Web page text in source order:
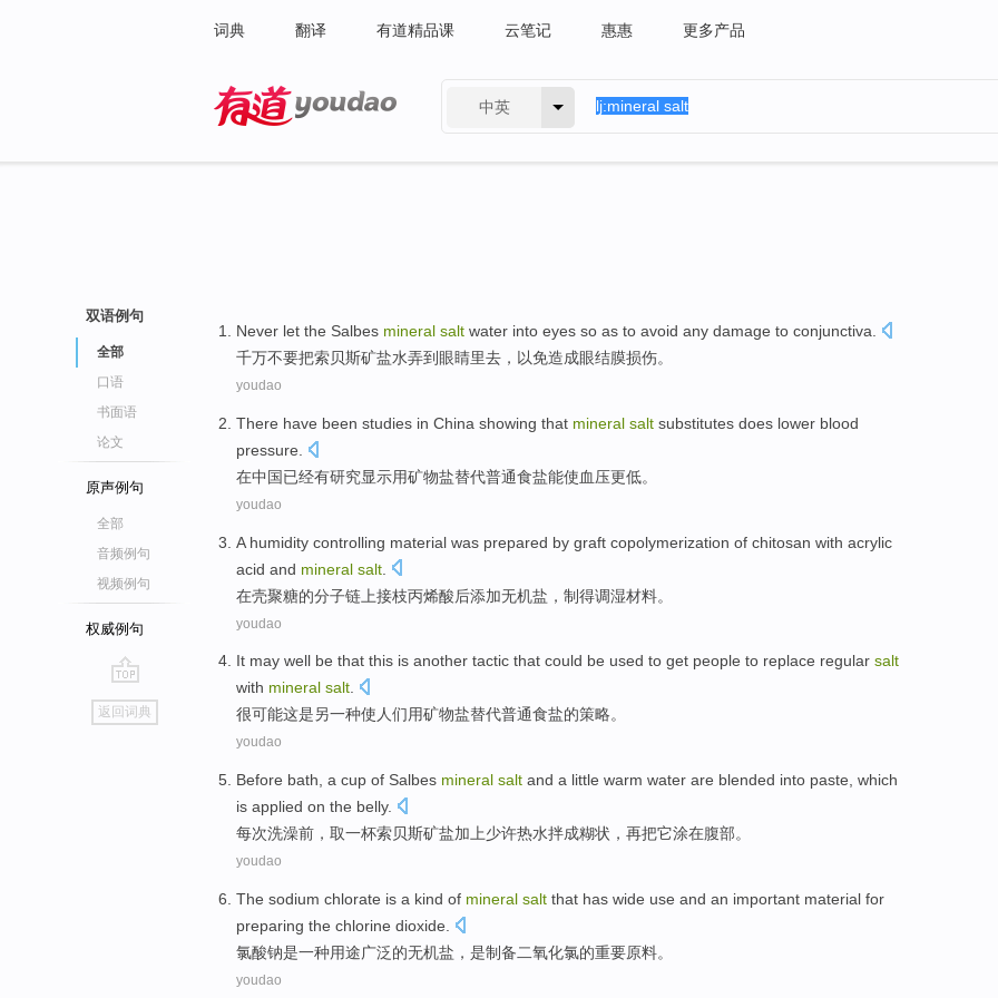
词典 翻译 有道精品课 云笔记 惠惠 更多产品
中英
双语例句
全部
口语
书面语
论文
原声例句
全部
音频例句
视频例句
权威例句
go
top
返回词典
Never let the Salbes mineral salt water into eyes so as to avoid any damage to conjunctiva
千万不要把索贝斯矿盐水弄到 眼睛里去， 以免造成眼结膜损伤。
youdao
There have been studies in China showing that mineral salt substitutes does lower blood
pressure
在中国已经有研究显示用矿物盐替代普通食盐能使血压更低。
youdao
A humidity controlling material was prepared by graft copolymerization of chitosan with acrylic
acid and mineral salt
在壳聚糖的分子链上接枝丙烯酸后添加无机盐，制得调湿材料。
youdao
It may well be that this is another tactic that could be used to get people to replace regular salt
with mineral salt.
很可能这是另一种使人们用矿物盐替代普通食盐的策略。
youdao
Before bath a cup of Salbes mineral salt and a little warm water are blended into paste which
is applied on the belly.
每次洗澡前 ，取一杯索贝斯矿盐加上少许热水拌成糊状，再把它涂在腹部。
youdao
The sodium chlorate is a kind of mineral salt that has wide use and an important material for
preparing the chlorine dioxide
氯酸钠是一种用途广泛的无机盐 ，是制备二氧化氯的重要原料。
youdao